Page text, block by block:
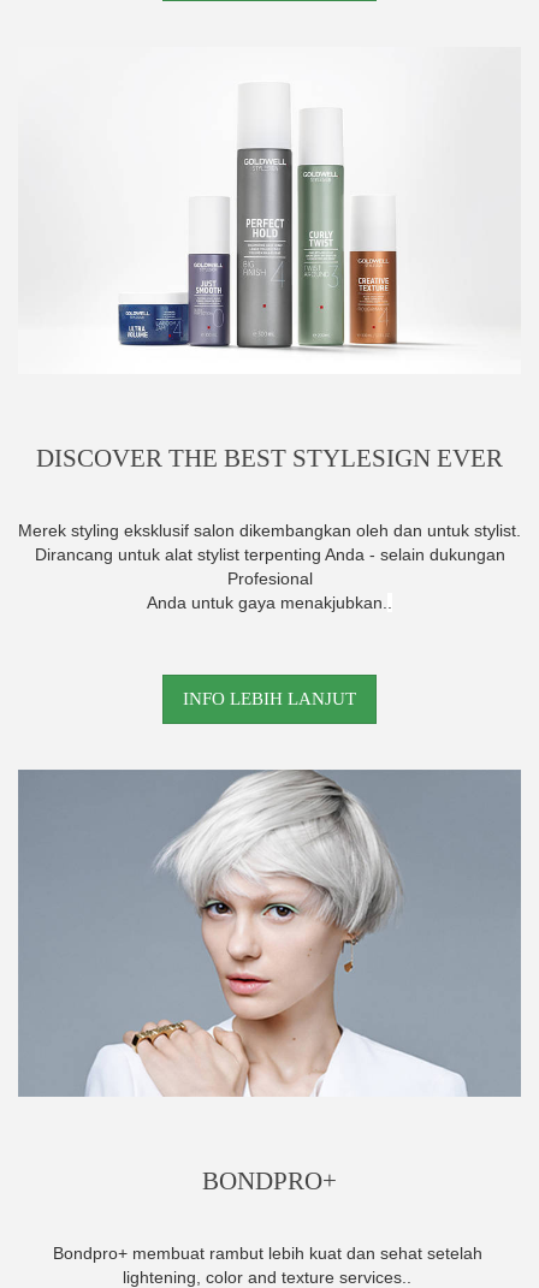
DISCOVER THE BEST STYLESIGN EVER
Merek styling eksklusif salon dikembangkan oleh dan untuk stylist.
Dirancang untuk alat stylist terpenting Anda - selain dukungan
Profesional
Anda untuk gaya menakjubkan.
INFO LEBIH LANJUT
BONDPRO+
Bondpro+ membuat rambut lebih kuat dan sehat setelah
lightening, color and texture services.